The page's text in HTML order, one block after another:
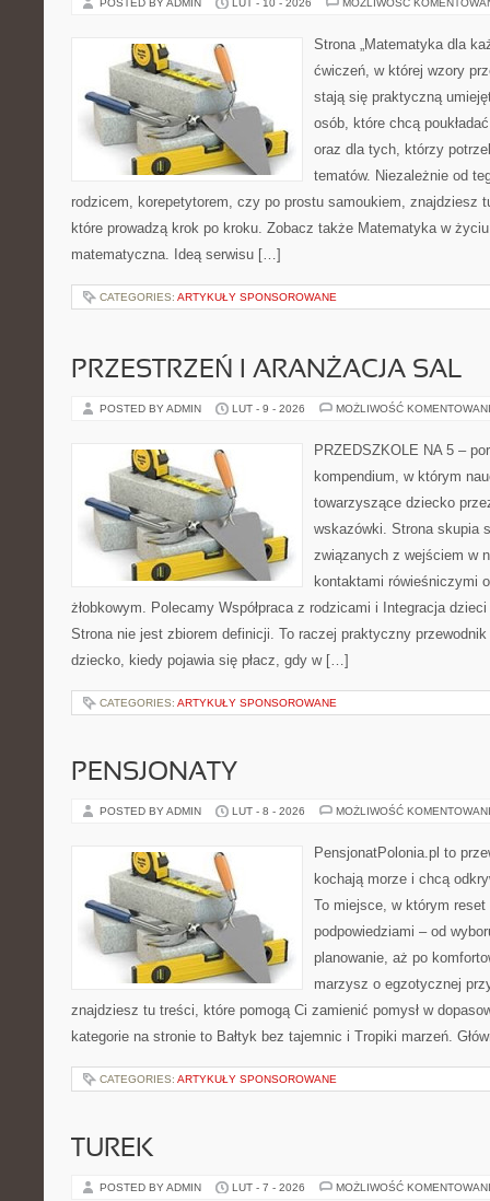
POSTED BY ADMIN LUT - 10 - 2026 MOŻLIWOŚĆ
Strona „Matematyka dla
ćwiczeń, w której wzory
stają się praktyczną
osób, które chcą
oraz dla tych, którzy
tematów. Niezależnie od
rodzicem, korepetytorem, czy po prostu samoukiem, znajdziesz
które prowadzą krok po kroku. Zobacz także Matematyka w
matematyczna. Ideą serwisu […]
CATEGORIES: ARTYKUŁY SPONSOROWANE
PRZESTRZEŃ I ARANŻACJA SAL
POSTED BY ADMIN LUT - 9 - 2026 MOŻLIWOŚĆ
PRZEDSZKOLE NA 5 –
kompendium, w którym
towarzyszące dziecko
wskazówki. Strona skupia
związanych z wejściem w
kontaktami rówieśniczymi
żłobkowym. Polecamy Współpraca z rodzicami i Integracja
Strona nie jest zbiorem definicji. To raczej praktyczny
dziecko, kiedy pojawia się płacz, gdy w […]
CATEGORIES: ARTYKUŁY SPONSOROWANE
PENSJONATY
POSTED BY ADMIN LUT - 8 - 2026 MOŻLIWOŚĆ
PensjonatPolonia.pl to
kochają morze i chcą
To miejsce, w którym
podpowiedziami – od
planowanie, aż po
marzysz o egzotycznej
znajdziesz tu treści, które pomogą Ci zamienić pomysł w
kategorie na stronie to Bałtyk bez tajemnic i Tropiki marzeń.
CATEGORIES: ARTYKUŁY SPONSOROWANE
TUREK
POSTED BY ADMIN LUT - 7 - 2026 MOŻLIWOŚĆ